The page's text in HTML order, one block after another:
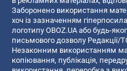
Заборонено використання
хоч із зазначенням
логотипу OBOZ.UA або будь-
письмового дозволу Редакції/
Незаконним використанням
копiювання, публiкацiя,